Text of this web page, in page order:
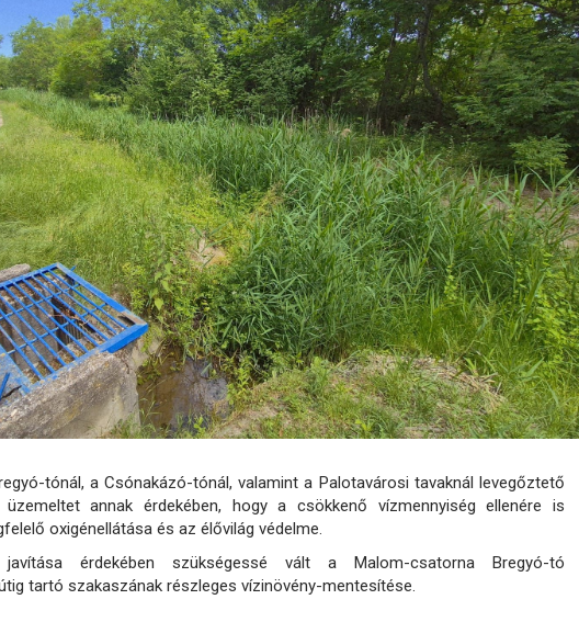
tónál, a Csónakázó-tónál, valamint a Palotavárosi tavaknál levegőztető
annak érdekében, hogy a csökkenő vízmennyiség ellenére is
oxigénellátása és az élővilág védelme.
érdekében szükségessé vált a Malom-csatorna Bregyó-tó
tartó szakaszának részleges vízinövény-mentesítése.